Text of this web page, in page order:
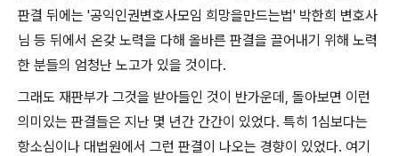
판결 뒤에는 '공익인권변호사모임 희망을만드는법' 박한희 변호사
님 등 뒤에서 온갖 노력을 다해 올바른 판결을 끌어내기 위해 노력
한 분들의 엄청난 노고가 있을 것이다.
그래도 재판부가 그것을 받아들인 것이 반가운데 , 돌아보면 이런
의미있는 판결들은 지난 몇 년간 간간이 있었다. 특히 1심보다는
항소심이나 대법원에서 그런 판결이 나오는 경향이 있었다. 여기